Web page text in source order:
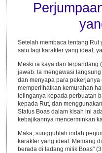
Setelah membaca tentang Rut
satu lagi karakter yang ideal,
Meski ia kaya dan terpandang
jawab. Ia mengawasi
dan menyapa para
memperlihatkan kemurahan
telinganya kepada perbuatan
kepada Rut, dan
Status Boas dalam kisah ini
kebajikannya mencerminkan
Maka, sungguhlah indah
karakter yang ideal. Memang
berada di ladang milik Boas"